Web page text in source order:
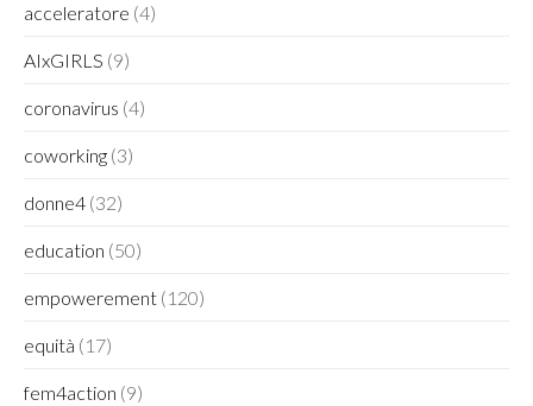
acceleratore (4)
AIxGIRLS (9)
coronavirus (4)
coworking (3)
donne4 (32)
education (50)
empowerement (120)
equità (17)
fem4action (9)